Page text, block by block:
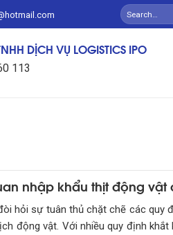
DỊCH VỤ LOGISTICS IPO
113
nhập khẩu thịt động vật
hỏi sự tuân thủ chặt chẽ các quy
động vật. Với nhiều quy định